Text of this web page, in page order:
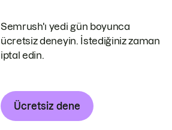
Semrush'ı yedi gün boyunca
ücretsiz deneyin. İstediğiniz zaman
iptal edin.
Ücretsiz dene